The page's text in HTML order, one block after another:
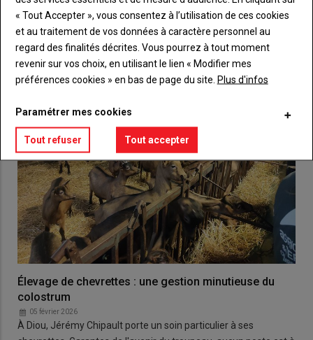
VOUS AIMEREZ AUSSI
Élevage de chevrettes : une gestion minutieuse du
colostrum
05 février 2026
À Diou, Jérémy Chipault porte un soin particulier à ses
« Tout Accepter », vous consentez à l’utilisation de ces cookies
et au traitement de vos données à caractère personnel au
regard des finalités décrites. Vous pourrez à tout moment
revenir sur vos choix, en utilisant le lien « Modifier mes
préférences cookies » en bas de page du site. Plus d'infos
Paramétrer mes cookies
Tout refuser Tout accepter